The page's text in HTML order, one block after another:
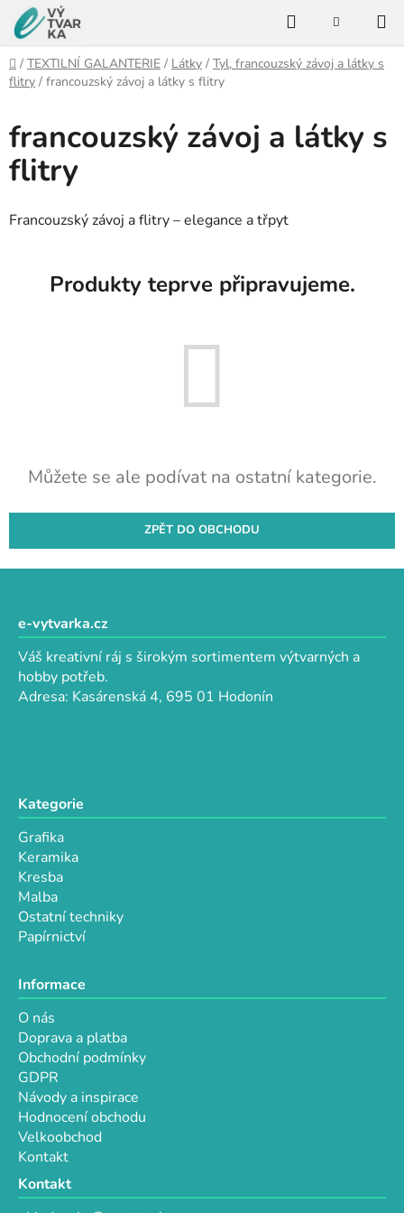
Přejít
na
obsah
HledatNÁKUPNÍ
Domů
/ TEXTILNÍ GALANTERIE / Látky / Tyl, francouzský závoj a látky s
flitry / francouzský závoj a látky s flitry
francouzský závoj a látky s
flitry
Francouzský závoj a flitry – elegance a třpyt
Produkty teprve připravujeme.
Můžete se ale podívat na ostatní kategorie.
ZPĚT DO OBCHODU
e-vytvarka.cz
Váš kreativní ráj s širokým sortimentem výtvarných a
hobby potřeb.
Adresa: Kasárenská 4, 695 01 Hodonín
Kategorie
Grafika
Keramika
Kresba
Malba
Ostatní techniky
Papírnictví
Informace
O nás
Doprava a platba
Obchodní podmínky
GDPR
Návody a inspirace
Hodnocení obchodu
Velkoobchod
Kontakt
Kontakt